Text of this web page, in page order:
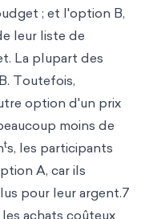
; et l'option B,
leur liste de
La plupart des
Toutefois,
option d'un prix
moins de
ts, les participants
A, car ils
pour leur argent.7
achats coûteux